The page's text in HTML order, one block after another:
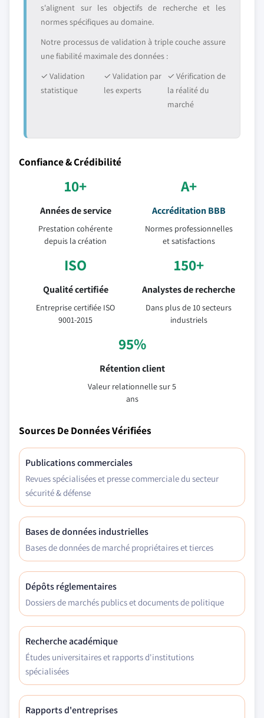
s'alignent sur les objectifs de recherche et les
normes spécifiques au domaine.
Notre processus de validation à triple couche assure
une fiabilité maximale des données :
✓ Validation
statistique
✓ Validation par
les experts
✓ Vérification de
la réalité du
marché
Confiance & Crédibilité
10+
Années de service
Prestation cohérente
depuis la création
A+
Accréditation BBB
Normes professionnelles
et satisfactions
ISO
Qualité certifiée
Entreprise certifiée ISO
9001-2015
150+
Analystes de recherche
Dans plus de 10 secteurs
industriels
95%
Rétention client
Valeur relationnelle sur 5
ans
Sources De Données Vérifiées
Publications commerciales
Revues spécialisées et presse commerciale du secteur
sécurité & défense
Bases de données industrielles
Bases de données de marché propriétaires et tierces
Dépôts réglementaires
Dossiers de marchés publics et documents de politique
Recherche académique
Études universitaires et rapports d'institutions
spécialisées
Rapports d'entreprises